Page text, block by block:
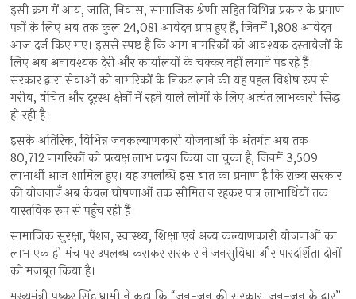
इसी क्रम में आय, जाति, निवास, सामाजिक श्रेणी सहित विभिन्न प्रकार के प्रमाण
पत्रों के लिए अब तक कुल 24,081 आवेदन प्राप्त हुए हैं, जिनमें 1,808 आवेदन
आज दर्ज किए गए। इससे स्पष्ट है कि आम नागरिकों को आवश्यक दस्तावेज़ों के
लिए अब अनावश्यक देरी और कार्यालयों के चक्कर नहीं लगाने पड़ रहे हैं।
सरकार द्वारा सेवाओं को नागरिकों के निकट लाने की यह पहल विशेष रूप से
गरीब, वंचित और दूरस्थ क्षेत्रों में रहने वाले लोगों के लिए अत्यंत लाभकारी सिद्ध
हो रही है।
इसके अतिरिक्त, विभिन्न जनकल्याणकारी योजनाओं के अंतर्गत अब तक
80,712 नागरिकों को प्रत्यक्ष लाभ प्रदान किया जा चुका है, जिनमें 3,509
लाभार्थी आज शामिल हुए। यह उपलब्धि इस बात का प्रमाण है कि राज्य सरकार
की योजनाएँ अब केवल घोषणाओं तक सीमित न रहकर पात्र लाभार्थियों तक
वास्तविक रूप से पहुँच रही हैं।
सामाजिक सुरक्षा, पेंशन, स्वास्थ्य, शिक्षा एवं अन्य कल्याणकारी योजनाओं का
लाभ एक ही मंच पर उपलब्ध कराकर सरकार ने जनसुविधा और पारदर्शिता दोनों
को मजबूत किया है।